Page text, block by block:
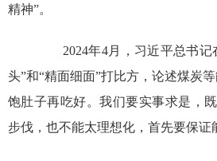
精神”。
2024年4月，习近平总书记
头”和“精面细面”打比方，论述煤炭
饱肚子再吃好。我们要实事求是，
步伐，也不能太理想化，首先要保证